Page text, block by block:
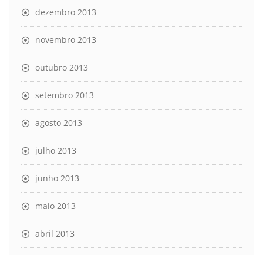
dezembro 2013
novembro 2013
outubro 2013
setembro 2013
agosto 2013
julho 2013
junho 2013
maio 2013
abril 2013